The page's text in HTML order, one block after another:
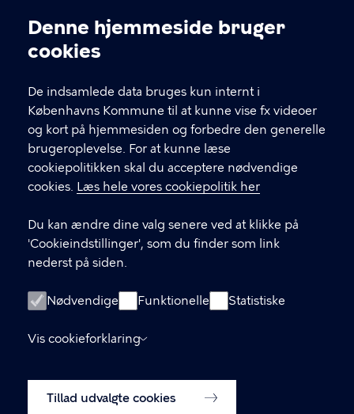
Cookieindstillinger
Denne hjemmeside bruger
cookies
De indsamlede data bruges kun internt i
Københavns Kommune til at kunne vise fx videoer
og kort på hjemmesiden og forbedre den generelle
brugeroplevelse. For at kunne læse
cookiepolitikken skal du acceptere nødvendige
cookies. Læs hele vores cookiepolitik her
Du kan ændre dine valg senere ved at klikke på
'Cookieindstillinger', som du finder som link
nederst på siden.
Nødvendige Funktionelle Statistiske
Vis cookieforklaring
Tillad udvalgte cookies
Kontakt os
Det er vigtigt, du udfylder et spørgeskema i
forbindelse med din indledende, opfølgende
eller afsluttende samtale med din
kontaktperson.
In English
Praktisk information
Tilgængelighedserklæring
Cookiepolitik